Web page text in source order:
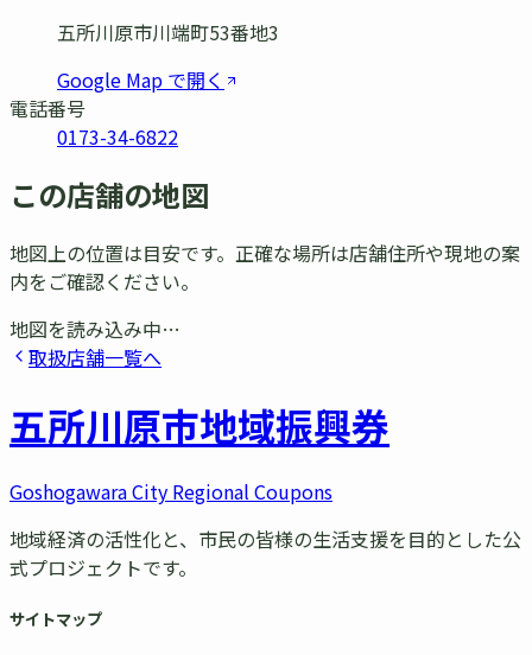
五所川原市川端町53番地3
Google Map で開く
電話番号
0173-34-6822
この店舗の地図
地図上の位置は目安です。正確な場所は店舗住所や現地の案
内をご確認ください。
地図を読み込み中…
取扱店舗一覧へ
五所川原市地域振興券
Goshogawara City Regional Coupons
地域経済の活性化と、市民の皆様の生活支援を目的とした公
式プロジェクトです。
サイトマップ